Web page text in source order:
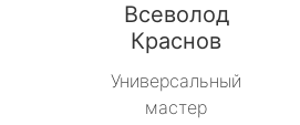
Всеволод
Краснов
Универсальный
мастер